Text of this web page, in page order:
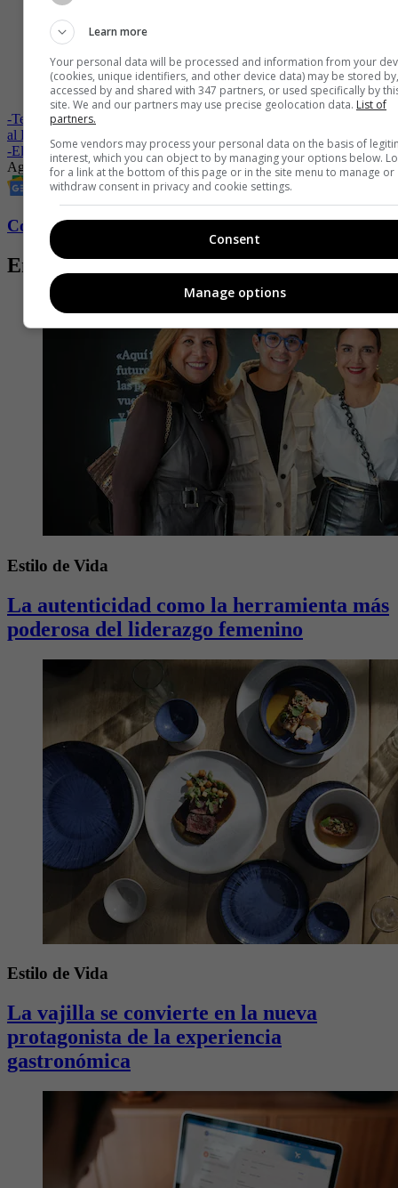
la pimienta, la sal y el romero, no dejes de mezclar hasta tener
una mezcla cremosa y homogénea.
Pasa los aguacates maduros por un colador metálico y
agrégalos a la mantequilla, mezcla muy bien con ayuda de un
batidor hasta tener una mantequilla cremosa, rectifica la sazón
y disfruta.
-Territorio Aguacate en su quinta edición tendrá como protagonista
al Hass Origen Colombia
-El poder de la pepa del aguacate para tener una vida saludable
AguacateMedellínColombia Eventos
Conozca más de Fucsia aquí
Entradas relacionadas
Estilo de Vida
La autenticidad como la herramienta más
poderosa del liderazgo femenino
Estilo de Vida
La vajilla se convierte en la nueva
protagonista de la experiencia
gastronómica
Learn more
Your personal data will be processed and information from your
(cookies, unique identifiers, and other device data) may be stored by,
accessed by and shared with 347 partners, or used specifically by
site. We and our partners may use precise geolocation data. List of
partners.
Some vendors may process your personal data on the basis of
interest, which you can object to by managing your options below.
for a link at the bottom of this page or in the site menu to manage or
withdraw consent in privacy and cookie settings.
Consent
Manage options